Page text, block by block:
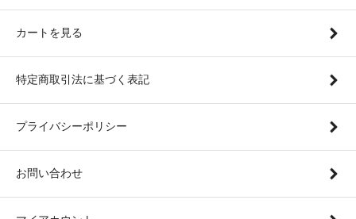
カートを見る
特定商取引法に基づく表記
プライバシーポリシー
お問い合わせ